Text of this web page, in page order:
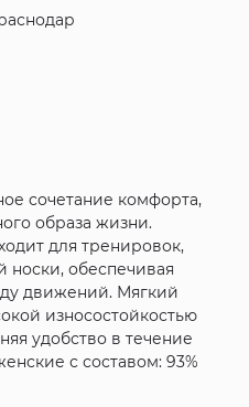
сочетание комфорта,
образа жизни.
для тренировок,
носки, обеспечивая
движений. Мягкий
износостойкостью
удобство в течение
с составом: 93%